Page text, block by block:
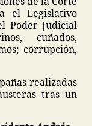
el Legislativo
Poder Judicial
cuñados,
corrupción,
realizadas
tras un